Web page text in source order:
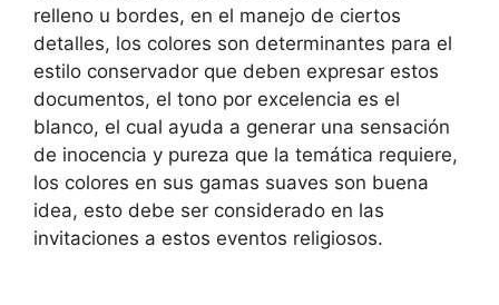
relleno u bordes, en el manejo de ciertos
detalles, los colores son determinantes para el
estilo conservador que deben expresar estos
documentos, el tono por excelencia es el
blanco, el cual ayuda a generar una sensación
de inocencia y pureza que la temática requiere,
los colores en sus gamas suaves son buena
idea, esto debe ser considerado en las
invitaciones a estos eventos religiosos.